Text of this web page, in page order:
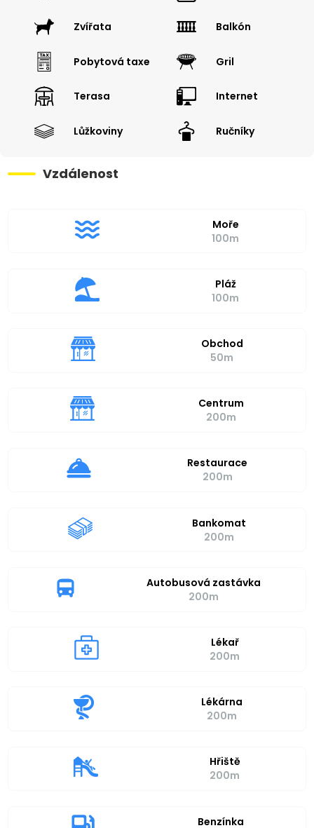
Zvířata Balkón
Pobytová taxe Gril
Terasa Internet
Lůžkoviny Ručníky
Vzdálenost
Moře
100m
Pláž
100m
Obchod
50m
Centrum
200m
Restaurace
200m
Bankomat
200m
Autobusová zastávka
200m
Lékař
200m
Lékárna
200m
Hřiště
200m
Benzínka